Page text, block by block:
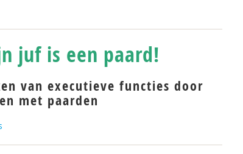
juf is een paard!
van executieve functies door
met paarden